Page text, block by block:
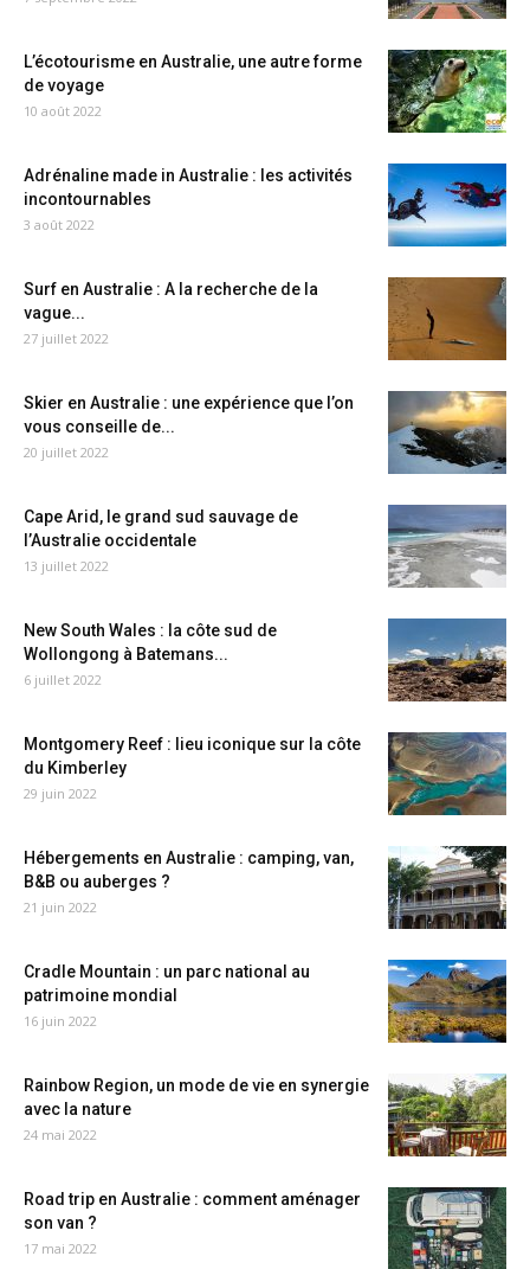
L’écotourisme en Australie, une autre forme
de voyage
10 août 2022
Adrénaline made in Australie : les activités
incontournables
3 août 2022
Surf en Australie : A la recherche de la
vague...
27 juillet 2022
Skier en Australie : une expérience que l’on
vous conseille de...
20 juillet 2022
Cape Arid, le grand sud sauvage de
l’Australie occidentale
13 juillet 2022
New South Wales : la côte sud de
Wollongong à Batemans...
6 juillet 2022
Montgomery Reef : lieu iconique sur la côte
du Kimberley
29 juin 2022
Hébergements en Australie : camping, van,
B&B ou auberges ?
21 juin 2022
Cradle Mountain : un parc national au
patrimoine mondial
16 juin 2022
Rainbow Region, un mode de vie en synergie
avec la nature
24 mai 2022
Road trip en Australie : comment aménager
son van ?
17 mai 2022